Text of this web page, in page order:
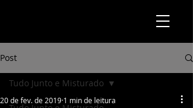
Post
Tudo Junto e Misturado
20 de fev. de 2019 1 min de leitura